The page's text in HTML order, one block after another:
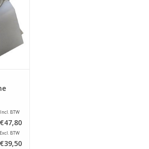
Incl. BTW
€47,80
Excl. BTW
€39,50